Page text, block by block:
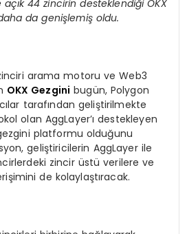
44 zincirin desteklendiği OKX
da genişlemiş oldu.
arama motoru ve Web3
OKX Gezgini bugün, Polygon
tarafından geliştirilmekte
olan AggLayer’ı destekleyen
platformu olduğunu
geliştiricilerin AggLayer ile
zincir üstü verilere ve
de kolaylaştıracak.